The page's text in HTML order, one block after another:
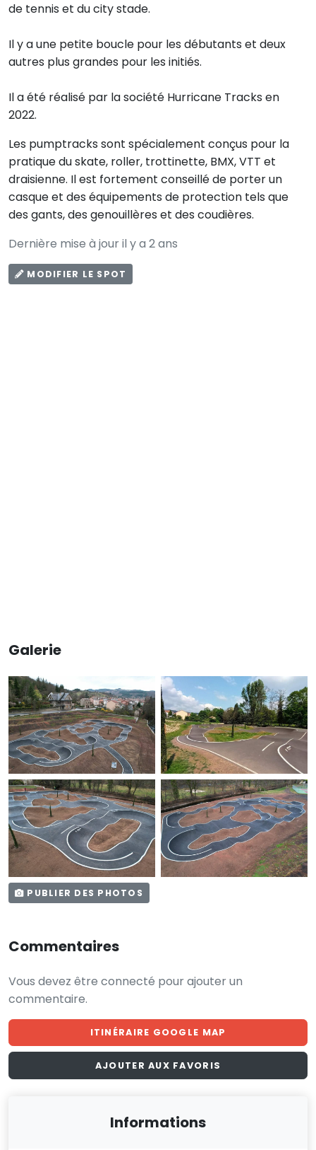
de tennis et du city stade.
Il y a une petite boucle pour les débutants et deux
autres plus grandes pour les initiés.
Il a été réalisé par la société Hurricane Tracks en
2022.
Les pumptracks sont spécialement conçus pour la
pratique du skate, roller, trottinette, BMX, VTT et
draisienne. Il est fortement conseillé de porter un
casque et des équipements de protection tels que
des gants, des genouillères et des coudières.
Dernière mise à jour il y a 2 ans
MODIFIER LE SPOT
Galerie
PUBLIER DES PHOTOS
Commentaires
Vous devez être connecté pour ajouter un
commentaire.
ITINÉRAIRE GOOGLE MAP
AJOUTER AUX FAVORIS
Informations